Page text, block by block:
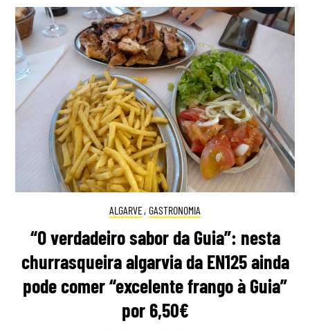
ALGARVE, GASTRONOMIA
“O verdadeiro sabor da Guia”: nesta
churrasqueira algarvia da EN125 ainda
pode comer “excelente frango à Guia”
por 6,50€